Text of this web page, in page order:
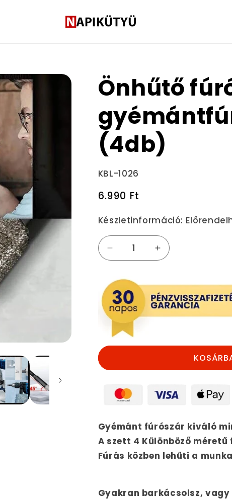
Önhűtő
(4db)
Termékváltozat:
KBL-1026
Normál
6.990 Ft
Készletinformáció:
Önhűtő
fúrószár,
gyémántfúró
készlet
(4db)
mennyiségének
csökkentése
Önhűtő
fúrószár,
gyémántfúró
készlet
(4db)
mennyiségének
Gyémánt fúrószár kiváló
A szett 4 Különböző
Fúrás közben lehűti a
Gyakran barkácsolsz, vagy